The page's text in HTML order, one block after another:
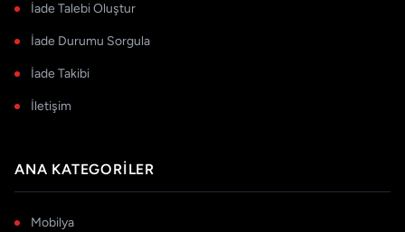
İade Talebi Oluştur
İade Durumu Sorgula
İade Takibi
İletişim
ANA KATEGORILER
Mobilya